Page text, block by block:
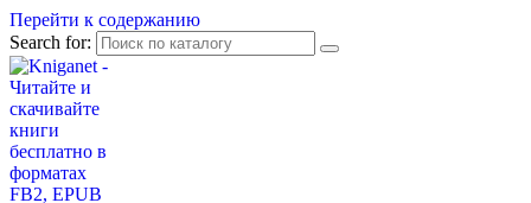
Перейти к содержанию
Search for: